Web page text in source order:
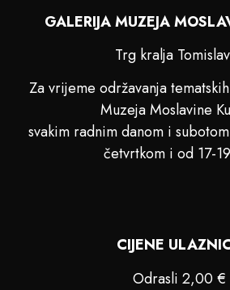
GALERIJA MUZEJA
Trg kralja
Za vrijeme održavanja
Muzeja Moslavine
svakim radnim danom i
četvrtkom i od 17-
CIJENE
Odrasli 2,00 €